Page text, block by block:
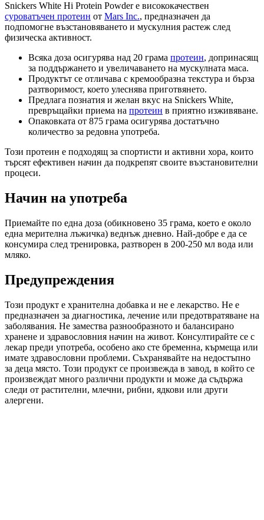
Snickers White Hi Protein Powder е висококачествен
суроватъчен протеин от Mars Inc., предназначен да
подпомогне възстановяването и мускулния растеж след
физическа активност.
Всяка доза осигурява над 20 грама протеин, допринасящ
за поддържането и увеличаването на мускулната маса.
Продуктът се отличава с кремообразна текстура и бърза
разтворимост, което улеснява приготвянето.
Предлага познатия и желан вкус на Snickers White,
превръщайки приема на протеин в приятно изживяване.
Опаковката от 875 грама осигурява достатъчно
количество за редовна употреба.
Този протеин е подходящ за спортисти и активни хора, които
търсят ефективен начин да подкрепят своите възстановителни
процеси.
Начин на употреба
Приемайте по една доза (обикновено 35 грама, което е около
една мерителна лъжичка) веднъж дневно. Най-добре е да се
консумира след тренировка, разтворен в 200-250 мл вода или
мляко.
Предупреждения
Този продукт е хранителна добавка и не е лекарство. Не е
предназначен за диагностика, лечение или предотвратяване на
заболявания. Не замества разнообразното и балансирано
хранене и здравословния начин на живот. Консултирайте се с
лекар преди употреба, особено ако сте бременна, кърмеща или
имате здравословни проблеми. Съхранявайте на недостъпно
за деца място. Този продукт се произвежда в завод, в който се
произвеждат много различни продукти и може да съдържа
следи от растителни, млечни, рибни, ядкови или други
алергени.